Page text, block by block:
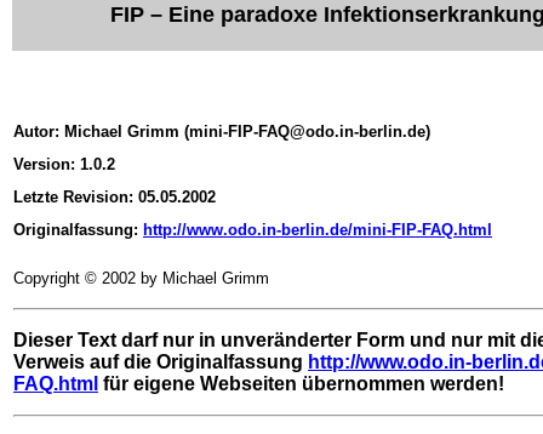
FIP – Eine paradoxe
Autor: Michael Grimm (mini-FIP-FAQ@odo.in-berlin.de)
Version: 1.0.2
Letzte Revision: 05.05.2002
Originalfassung: http://www.odo.in-berlin.de/mini-FIP-FAQ.html
Copyright © 2002 by Michael Grimm
Dieser Text darf nur in unveränderter Form und nur mit
Verweis auf die Originalfassung http://www.odo.in-
FAQ.html für eigene Webseiten übernommen werden!